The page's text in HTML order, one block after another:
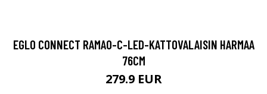
EGLO CONNECT RAMAO-C-LED-KATTOVALAISIN HARMAA
76CM
279.9 EUR